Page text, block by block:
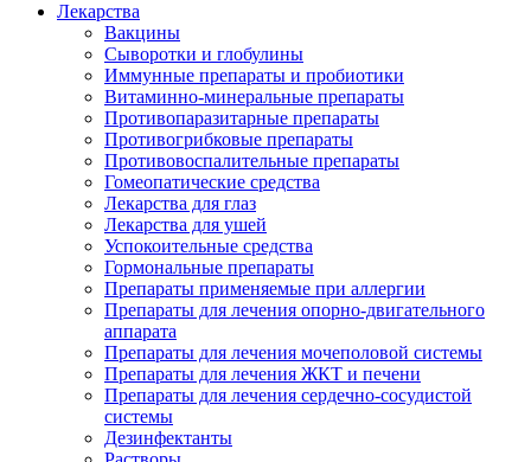
Лекарства
Вакцины
Сыворотки и глобулины
Иммунные препараты и пробиотики
Витаминно-минеральные препараты
Противопаразитарные препараты
Противогрибковые препараты
Противовоспалительные препараты
Гомеопатические средства
Лекарства для глаз
Лекарства для ушей
Успокоительные средства
Гормональные препараты
Препараты применяемые при аллергии
Препараты для лечения опорно-двигательного
аппарата
Препараты для лечения мочеполовой системы
Препараты для лечения ЖКТ и печени
Препараты для лечения сердечно-сосудистой
системы
Дезинфектанты